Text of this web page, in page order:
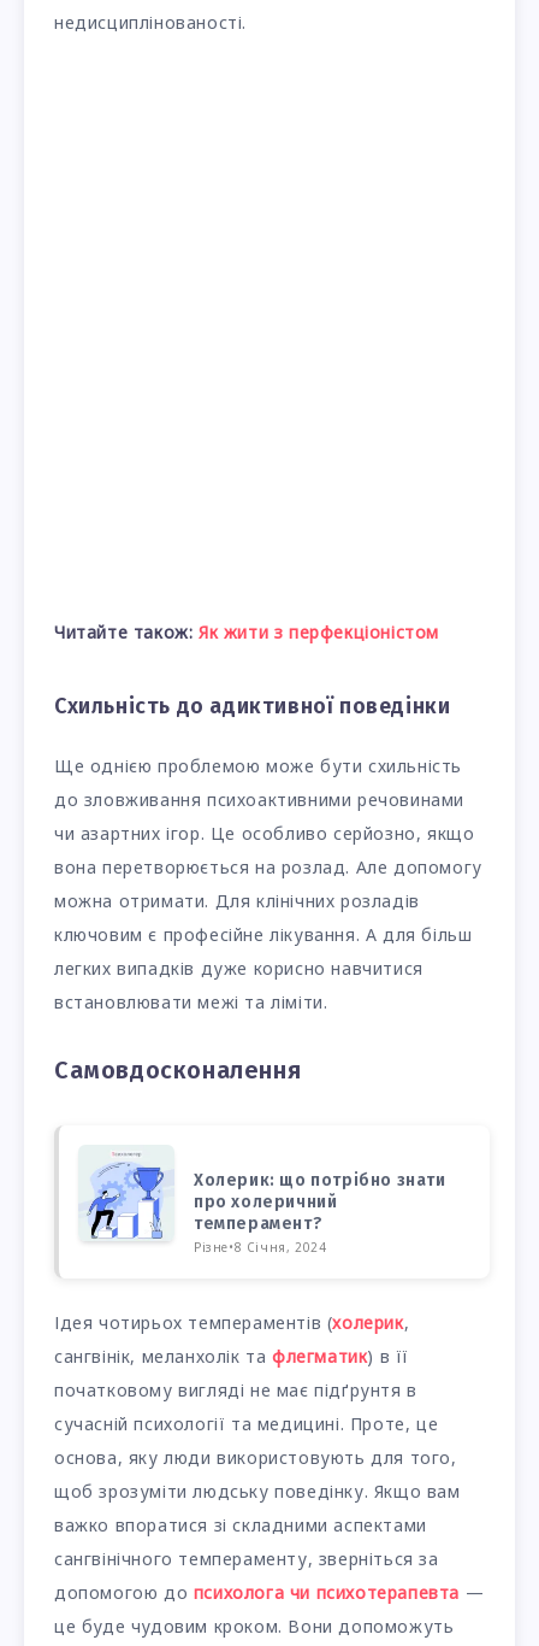
недисциплінованості.
Читайте також: Як жити з перфекціоністом
Схильність до адиктивної поведінки
Ще однією проблемою може бути схильність
до зловживання психоактивними речовинами
чи азартних ігор. Це особливо серйозно, якщо
вона перетворюється на розлад. Але допомогу
можна отримати. Для клінічних розладів
ключовим є професійне лікування. А для більш
легких випадків дуже корисно навчитися
встановлювати межі та ліміти.
Самовдосконалення
Холерик: що потрібно знати
про холеричний
темперамент?
Різне•8 Січня, 2024
Ідея чотирьох темпераментів (холерик,
сангвінік, меланхолік тафлегматик) в її
початковому вигляді не має підґрунтя в
сучасній психології та медицині. Проте, це
основа, яку люди використовують для того,
щоб зрозуміти людську поведінку. Якщо вам
важко впоратися зі складними аспектами
сангвінічного темпераменту, зверніться за
допомогою до психолога чи психотерапевта —
це буде чудовим кроком. Вони допоможуть